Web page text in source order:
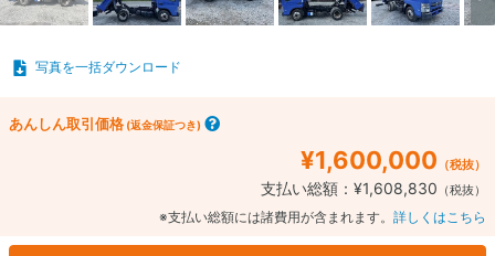
写真を一括ダウンロード
あんしん取引価格 (返金保証つき)
¥1,600,000 （税抜）
支払い総額：¥1,608,830 （税抜）
※支払い総額には諸費用が含まれます。 詳しくはこちら